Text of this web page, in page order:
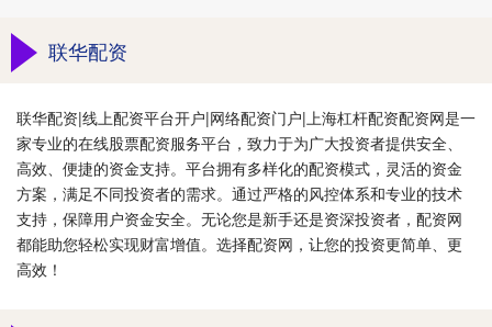
联华配资
联华配资|线上配资平台开户|网络配资门户|上海杠杆配资配资网是一
家专业的在线股票配资服务平台，致力于为广大投资者提供安全、
高效、便捷的资金支持。平台拥有多样化的配资模式，灵活的资金
方案，满足不同投资者的需求。通过严格的风控体系和专业的技术
支持，保障用户资金安全。无论您是新手还是资深投资者，配资网
都能助您轻松实现财富增值。选择配资网，让您的投资更简单、更
高效！